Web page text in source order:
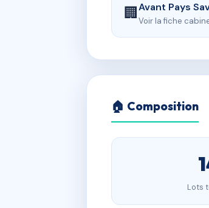
🏢Avant Pays
Voir la fiche
🏠 Composition
Lots